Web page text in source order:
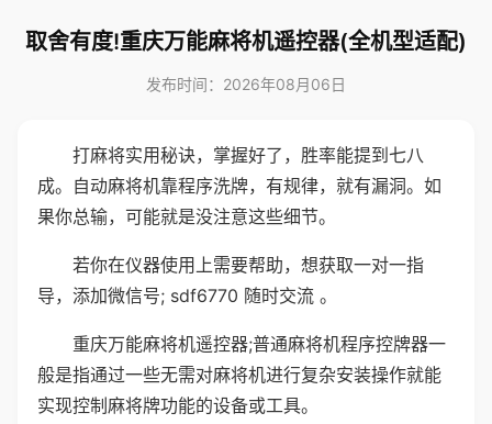
取舍有度!重庆万能麻将机遥控器(全机型适配)
发布时间：2026年08月06日
打麻将实用秘诀，掌握好了，胜率能提到七八
成。自动麻将机靠程序洗牌，有规律，就有漏洞。如
果你总输，可能就是没注意这些细节。
若你在仪器使用上需要帮助，想获取一对一指
导，添加微信号; sdf6770 随时交流 。
重庆万能麻将机遥控器;普通麻将机程序控牌器一
般是指通过一些无需对麻将机进行复杂安装操作就能
实现控制麻将牌功能的设备或工具。